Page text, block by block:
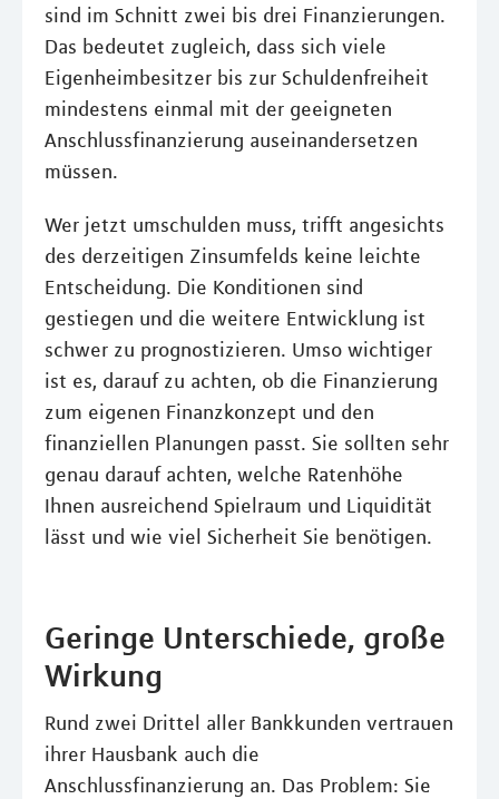
sind im Schnitt zwei bis drei Finanzierungen.
Das bedeutet zugleich, dass sich viele
Eigenheimbesitzer bis zur Schuldenfreiheit
mindestens einmal mit der geeigneten
Anschlussﬁnanzierung auseinandersetzen
müssen.
Wer jetzt umschulden muss, trifft angesichts
des derzeitigen Zinsumfelds keine leichte
Entscheidung. Die Konditionen sind
gestiegen und die weitere Entwicklung ist
schwer zu prognostizieren. Umso wichtiger
ist es, darauf zu achten, ob die Finanzierung
zum eigenen Finanzkonzept und den
finanziellen Planungen passt. Sie sollten sehr
genau darauf achten, welche Ratenhöhe
Ihnen ausreichend Spielraum und Liquidität
lässt und wie viel Sicherheit Sie benötigen.
Geringe Unterschiede, große
Wirkung
Rund zwei Drittel aller Bankkunden vertrauen
ihrer Hausbank auch die
Anschlussﬁnanzierung an. Das Problem: Sie